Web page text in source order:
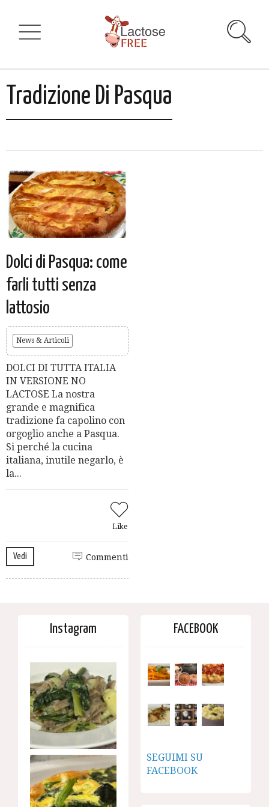
Tradizione Di Pasqua
Dolci di Pasqua: come
farli tutti senza
lattosio
News & Articoli
DOLCI DI TUTTA ITALIA
IN VERSIONE NO
LACTOSE La nostra
grande e magnifica
tradizione fa capolino con
orgoglio anche a Pasqua.
Si perché la cucina
italiana, inutile negarlo, è
la...
Like
Vedi Commenti
Instagram FACEBOOK
SEGUIMI SU
FACEBOOK